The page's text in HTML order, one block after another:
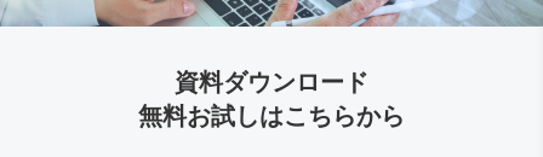
資料ダウンロード
無料お試しはこちらから